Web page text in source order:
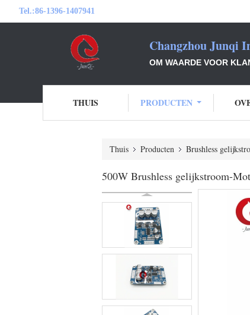
Tel.:86-1396-1407941
Changzhou Junqi
OM WAARDE VOOR
THUIS PRODUCTEN
Thuis Producten Brushless
500W Brushless gelijkstroom-